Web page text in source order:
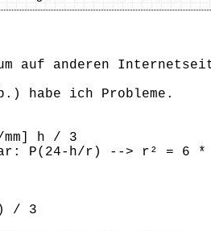
auf anderen
habe ich Probleme.
h / 3
P(24-h/r) --> r² = 6 *
/ 3